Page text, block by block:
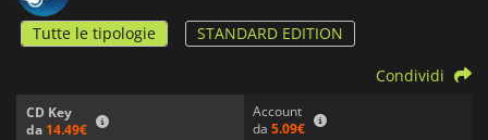
Tutte le tipologie STANDARD EDITION
CD Key
da 14.49€
Account
da 5.09€
Condividi